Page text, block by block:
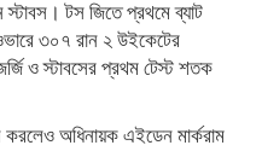
স্টাবস। টস জিতে প্রথমে ব্যাট
৩০৭ রান ২ উইকেটের
ও স্টাবসের প্রথম টেস্ট শতক
করলেও অধিনায়ক এইডেন মার্করাম